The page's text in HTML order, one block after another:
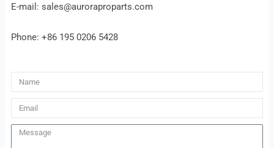
E-mail: sales@auroraproparts.com
Phone: +86 195 0206 5428
Name
Email
Message